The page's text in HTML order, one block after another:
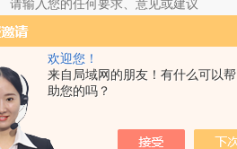
欢迎您！
来自局域网的朋友！有什么可以帮
助您的吗？